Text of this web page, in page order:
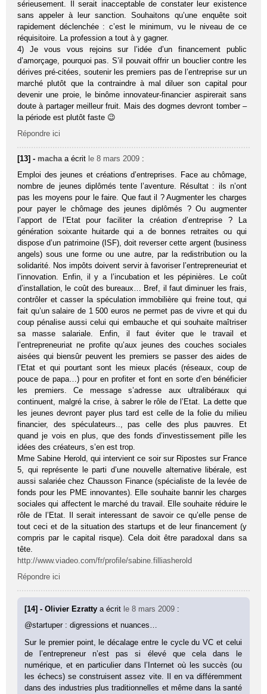
sérieusement. Il serait inacceptable de constater leur existence
sans appeler à leur sanction. Souhaitons qu’une enquête soit
rapidement déclenchée : c’est le minimum, vu le niveau de ce
réquisitoire. La profession a tout à y gagner.
4) Je vous vous rejoins sur l’idée d’un financement public
d’amorçage, pourquoi pas. S’il pouvait offrir un bouclier contre les
dérives pré-citées, soutenir les premiers pas de l’entreprise sur un
marché plutôt que la contraindre à mal diluer son capital pour
devenir une proie, le binôme innovateur-financier aspirerait sans
doute à partager meilleur fruit. Mais des dogmes devront tomber –
la période est plutôt faste 😉
Répondre ici
[13] - macha a écrit le 8 mars 2009 :
Emploi des jeunes et créations d’entreprises. Face au chômage,
nombre de jeunes diplômés tente l’aventure. Résultat : ils n’ont
pas les moyens pour le faire. Que faut il ? Augmenter les charges
pour payer le chômage des jeunes diplômés ? Ou augmenter
l’apport de l’Etat pour faciliter la création d’entreprise ? La
génération soixante huitarde qui a de bonnes retraites ou qui
dispose d’un patrimoine (ISF), doit reverser cette argent (business
angels) sous une forme ou une autre, par la redistribution ou la
solidarité. Nos impôts doivent servir à favoriser l’entrepreneuriat et
l’innovation. Enfin, il y a l’incubation et les pépinières. Le coût
d’installation, le coût des bureaux… Bref, il faut diminuer les frais,
contrôler et casser la spéculation immobilière qui freine tout, qui
fait qu’un salaire de 1 500 euros ne permet pas de vivre et qui du
coup pénalise aussi celui qui embauche et qui souhaite maîtriser
sa masse salariale. Enfin, il faut éviter que le travail et
l’entrepreneuriat ne profite qu’aux jeunes des couches sociales
aisées qui biensûr peuvent les premiers se passer des aides de
l’Etat et qui pourtant sont les mieux placés (réseaux, coup de
pouce de papa…) pour en profiter et font en sorte d’en bénéficier
les premiers. Ce message s’adresse aux ultralibéraux qui
continuent, malgré la crise, à sabrer le rôle de l’Etat. La dette que
les jeunes devront payer plus tard est celle de la folie du milieu
financier, des spéculateurs.., pas celle des plus pauvres. Et
quand je vois en plus, que des fonds d’investissement pille les
idées des créateurs, s’en est trop.
Mme Sabine Herold, qui intervient ce soir sur Ripostes sur France
5, qui représente le parti d’une nouvelle alternative libérale, est
aussi salariée chez Chausson Finance (spécialiste de la levée de
fonds pour les PME innovantes). Elle souhaite bannir les charges
sociales qui affectent le marché du travail. Elle souhaite réduire le
rôle de l’Etat. Il serait interessant de savoir ce qu’elle pense de
tout ceci et de la situation des startups et de leur financement (y
compris par le capital risque). Cela doit être paradoxal dans sa
tête.
http://www.viadeo.com/fr/profile/sabine.filliasherold
Répondre ici
[14] - Olivier Ezrattya écrit le 8 mars 2009 :
@startuper : digressions et nuances…
Sur le premier point, le décalage entre le cycle du VC et celui
de l’entrepreneur n’est pas si élevé que cela dans le
numérique, et en particulier dans l’Internet où les succès (ou
les échecs) se construisent assez vite. Il en va différemment
dans des industries plus traditionnelles et même dans la santé